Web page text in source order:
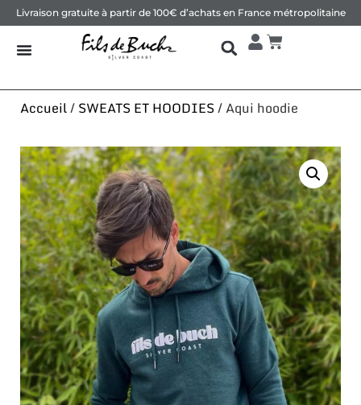
Livraison gratuite à partir de 100€ d’achats en France métropolitaine
Accueil/SWEATS ET HOODIES/ Aqui hoodie